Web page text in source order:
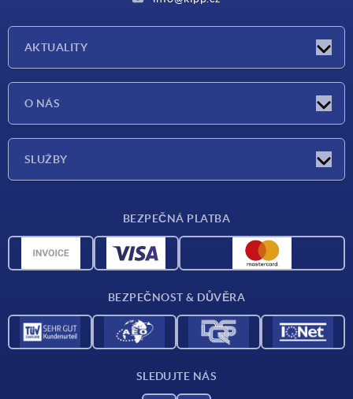
AKTUALITY
O NÁS
SLUŽBY
CAD data
BEZPEČNÁ PLATBA
BEZPEČNOST & DŮVĚRA
SLEDUJTE NÁS